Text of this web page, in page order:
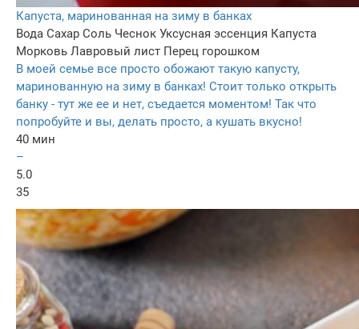
Капуста, маринованная на зиму в банках
Вода Сахар Соль Чеснок Уксусная эссенция Капуста
Морковь Лавровый лист Перец горошком
В моей семье все просто обожают такую капусту,
маринованную на зиму в банках! Стоит только открыть
банку - тут же ее и нет, съедается моментом! Так что
попробуйте и вы, делать просто, а кушать вкусно!
40 мин
–
5.0
35